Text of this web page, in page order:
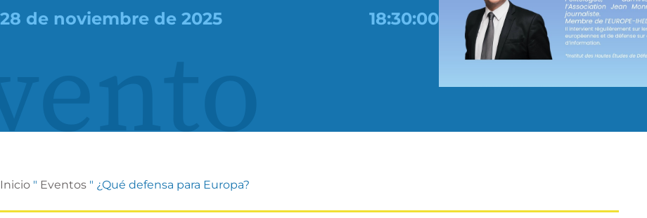
28 de noviembre de 2025 18:30:00
Inicio " Eventos " ¿Qué defensa para Europa?